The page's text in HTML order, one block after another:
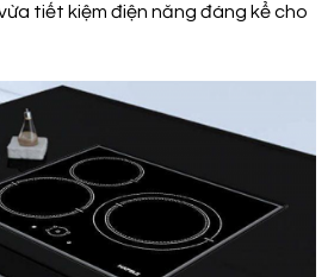
tiết kiệm điện năng đáng kể cho